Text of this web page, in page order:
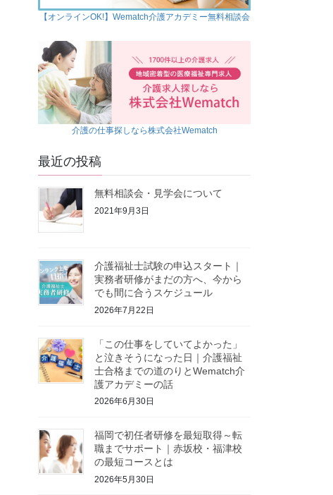
【オンラインOK!】Wematch介護アカデミー無料相談会
介護の仕事探しなら株式会社Wematch
最近の投稿
無料相談会・見学会について
2021年9月3日
介護福祉士試験の申込スタート｜
実務者研修がまだの方へ、今から
でも間に合うスケジュール
2026年7月22日
「この仕事をしていてよかった」
と泣きそうになった日｜介護福祉
士合格までの道のりとWematch介
護アカデミーの話
2026年6月30日
福岡で初任者研修を最短取得～転
職までサポート｜赤坂校・福津校
の最短コースとは
2026年5月30日